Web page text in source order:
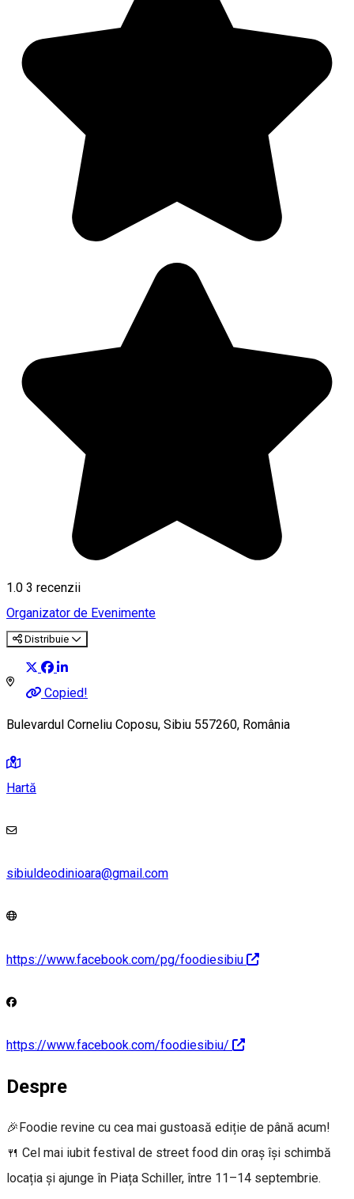
1.0 3 recenzii
Organizator de Evenimente
Distribuie
Copied!
Bulevardul Corneliu Coposu, Sibiu 557260, România
Hartă
sibiuldeodinioara@gmail.com
https://www.facebook.com/pg/foodiesibiu
https://www.facebook.com/foodiesibiu/
Despre
🎉Foodie revine cu cea mai gustoasă ediție de până acum!
🍴 Cel mai iubit festival de street food din oraș își schimbă
locația și ajunge în Piața Schiller, între 11–14 septembrie.